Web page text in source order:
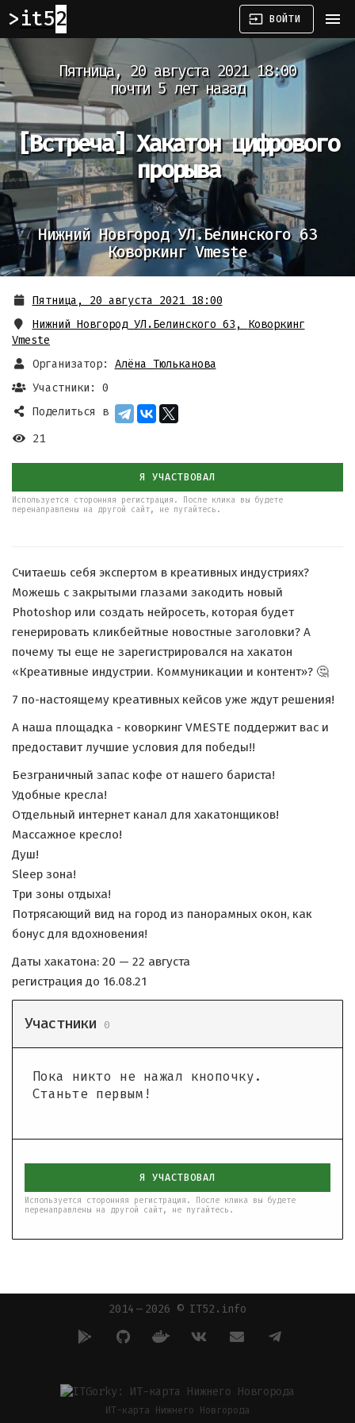
it52 input ВОЙТИ menu
Пятница, 20 августа 2021 18:00
почти 5 лет назад
[Встреча] Хакатон цифрового
прорыва
Нижний Новгород УЛ.Белинского 63
Коворкинг Vmeste
Пятница, 20 августа 2021 18:00
Нижний Новгород УЛ.Белинского 63 , Коворкинг
Vmeste
Организатор:
Алёна Тюльканова
Участники: 0
Поделиться в
21
Я УЧАСТВОВАЛ
Используется сторонняя регистрация. После клика вы будете
перенаправлены на другой сайт, не пугайтесь.
Считаешь себя экспертом в креативных индустриях?
Можешь с закрытыми глазами закодить новый
Photoshop или создать нейросеть, которая будет
генерировать кликбейтные новостные заголовки? А
почему ты еще не зарегистрировался на хакатон
«Креативные индустрии. Коммуникации и контент»? 🤔
7 по-настоящему креативных кейсов уже ждут решения!
А наша площадка - коворкинг VMESTE поддержит вас и
предоставит лучшие условия для победы!!
Безграничный запас кофе от нашего бариста!
Удобные кресла!
Отдельный интернет канал для хакатонщиков!
Массажное кресло!
Душ!
Sleep зона!
Три зоны отдыха!
Потрясающий вид на город из панорамных окон, как
бонус для вдохновения!
Даты хакатона: 20 — 22 августа
регистрация до 16.08.21
Участники 0
Пока никто не нажал кнопочку.
Станьте первым!
Я УЧАСТВОВАЛ
Используется сторонняя регистрация. После клика вы будете
перенаправлены на другой сайт, не пугайтесь.
2014 — 2026 © IT52.info
ИТ-карта Нижнего Новгорода